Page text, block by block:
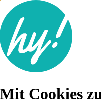
Lebenslauf
Mit Cookies